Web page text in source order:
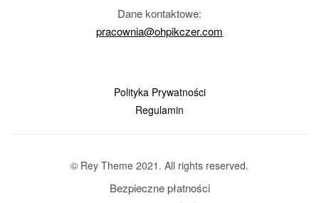
Dane kontaktowe:
pracownia@ohpikczer.com
Polityka Prywatności
Regulamin
© Rey Theme 2021. All rights reserved.
Bezpieczne płatności